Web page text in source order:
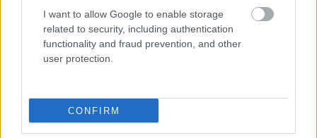
I want to allow Google to enable storage
related to security, including authentication
functionality and fraud prevention, and other
user protection.
CONFIRM
LEGUTÓBBI BEJEGYZÉSEK
Fehérjeturmix, headspa, matcha latte: Valóban azt jelenti
A legszebb minták és színek rövid körmökre – lemondások
nélkül